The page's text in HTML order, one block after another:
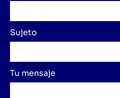
Sujeto
Tu mensaje